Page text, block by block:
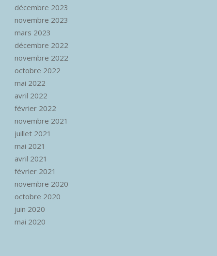
décembre 2023
novembre 2023
mars 2023
décembre 2022
novembre 2022
octobre 2022
mai 2022
avril 2022
février 2022
novembre 2021
juillet 2021
mai 2021
avril 2021
février 2021
novembre 2020
octobre 2020
juin 2020
mai 2020